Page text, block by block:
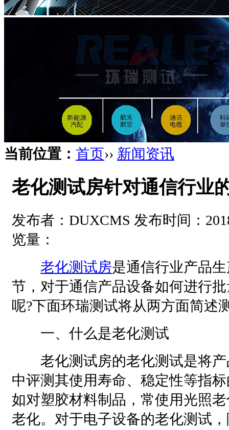
当前位置： 首页›› 新闻资讯
老化测试房针对通信行业
发布者：DUXCMS 发布时间：
览量：
老化测试房是通信行业产品
节，对于通信产品设备如何进行
呢?下面环瑞测试将从两方面简述
一、什么是老化测试
老化测试房的老化测试是将产
中评测其使用寿命、稳定性等指
如对塑胶材料制品，常使用光照
老化。对于电子设备的老化测试